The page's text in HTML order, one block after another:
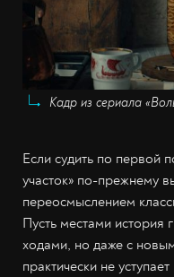
Кадр из сериала
Если судить по первой
участок» по-прежнему
переосмыслением
Пусть местами
ходами, но даже с
практически не